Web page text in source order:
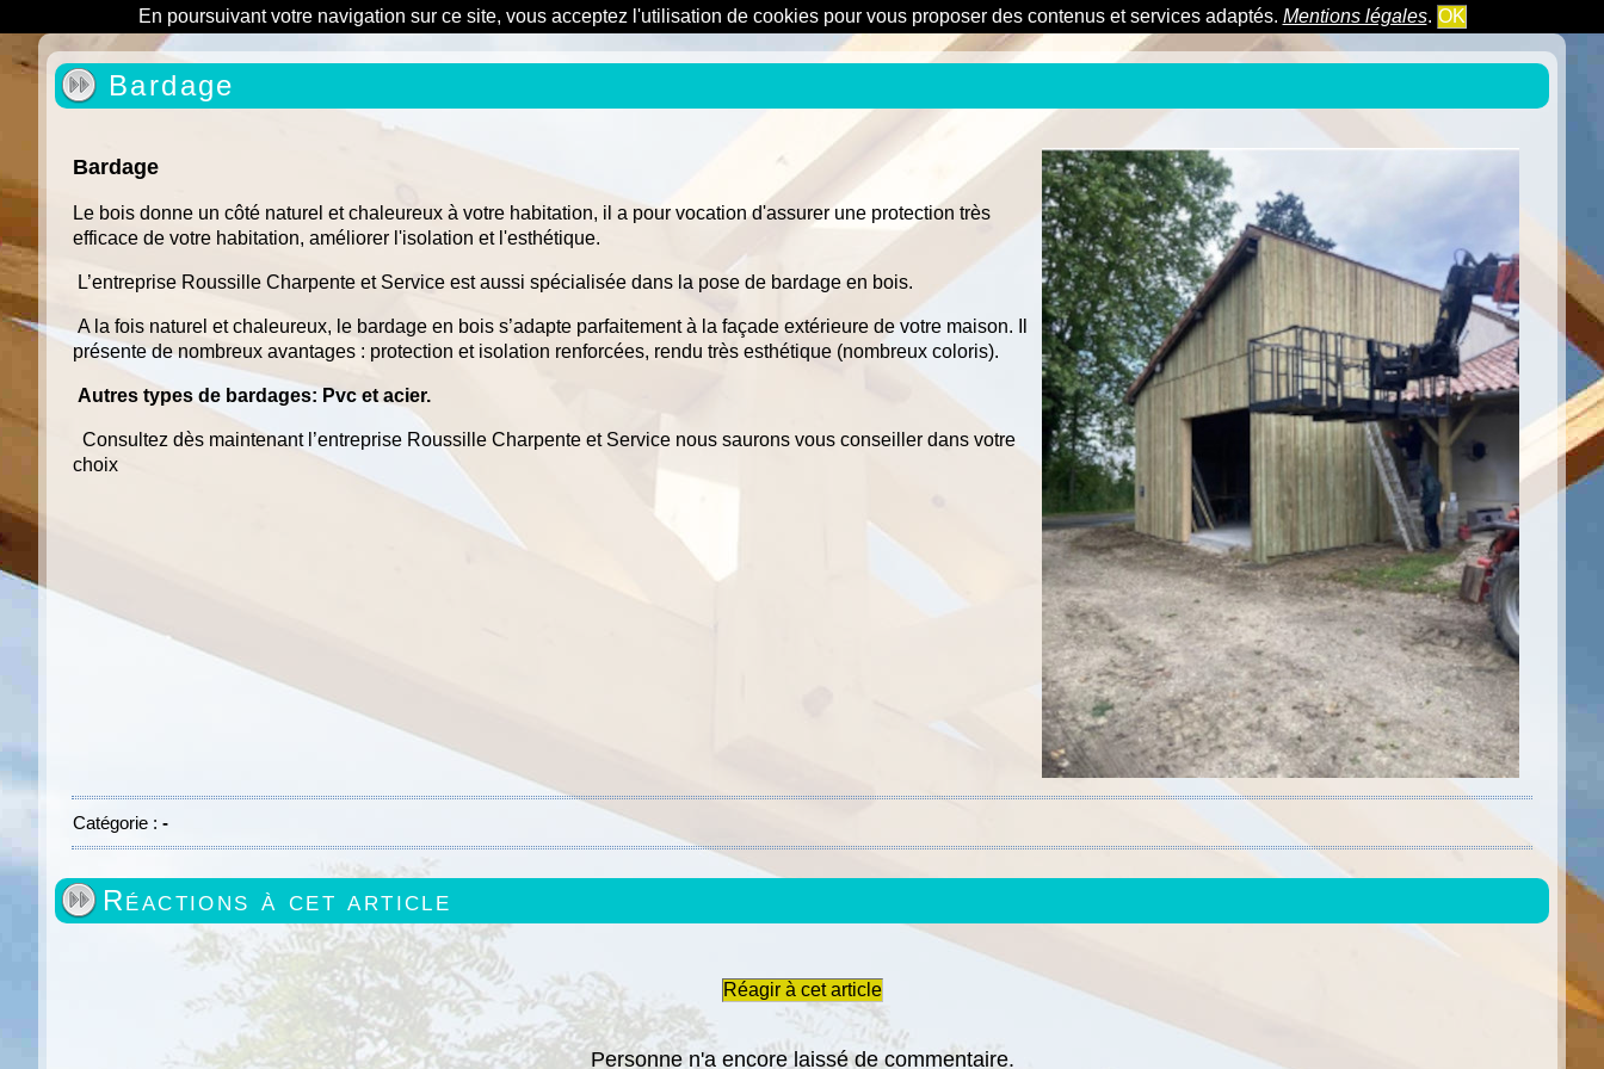
En poursuivant votre navigation sur ce site, vous acceptez l'utilisation de cookies pour vous proposer des contenus et services adaptés. Mentions légales. OK
Bardage
Bardage
Le bois donne un côté naturel et chaleureux à votre habitation, il a pour vocation d'assurer une protection très
efficace de votre habitation, améliorer l'isolation et l'esthétique.
L’entreprise Roussille Charpente et Service est aussi spécialisée dans la pose de bardage en bois.
A la fois naturel et chaleureux, le bardage en bois s’adapte parfaitement à la façade extérieure de votre maison. Il
présente de nombreux avantages : protection et isolation renforcées, rendu très esthétique (nombreux coloris).
Autres types de bardages: Pvc et acier.
Consultez dès maintenant l’entreprise Roussille Charpente et Service nous saurons vous conseiller dans votre
choix
Catégorie : -
Réactions à cet article
Réagir à cet article
Personne n'a encore laissé de commentaire.